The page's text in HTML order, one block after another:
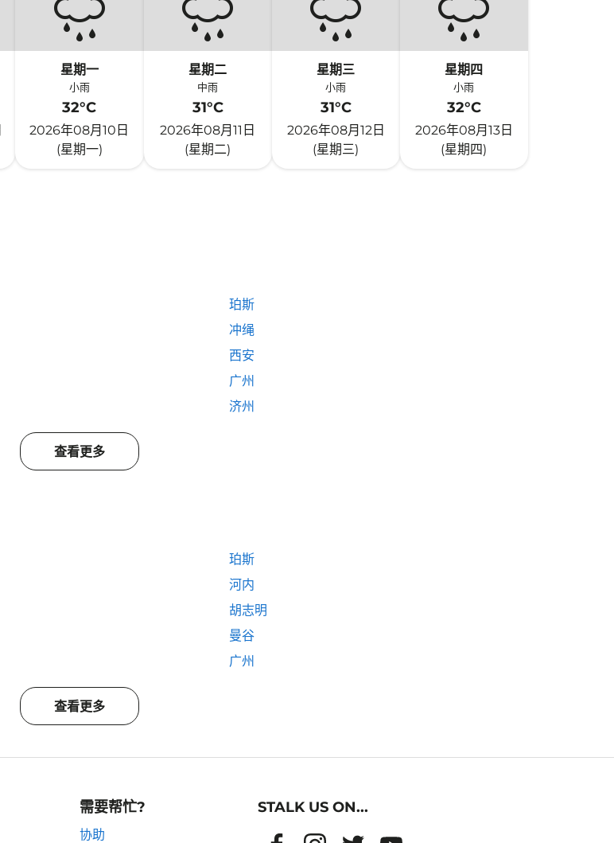
星期一
小雨
32°C
2026年08月10日
(星期一)
星期二
中雨
31°C
2026年08月11日
(星期二)
星期三
小雨
31°C
2026年08月12日
(星期三)
星期四
小雨
32°C
2026年08月13日
(星期四)
珀斯
冲绳
西安
广州
济州
查看更多
珀斯
河内
胡志明
曼谷
广州
查看更多
需要帮忙?
协助
STALK US ON...